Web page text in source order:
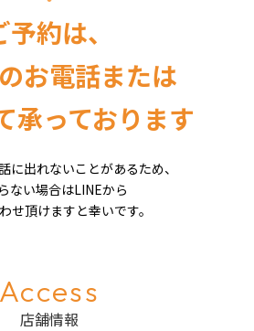
予約は、
お電話または
承っております
に出れないことがあるため、
ない場合はLINEから
せ頂けますと幸いです。
Access
店舗情報